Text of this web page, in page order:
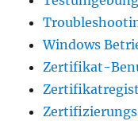
Windows
Zertifikat-